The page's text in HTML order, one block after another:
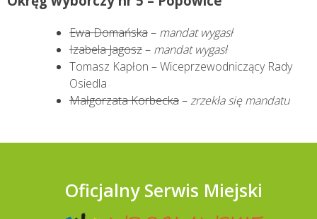
Ewa Domańska– mandat wygasł
Izabela Jagosz– mandat wygasł
Tomasz Kapłon – Wiceprzewodniczący Rady
Osiedla
Małgorzata Korbecka–zrzekła się mandatu
Oficjalny Serwis Miejski